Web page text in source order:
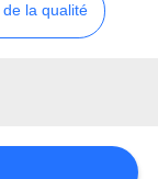
la qualité